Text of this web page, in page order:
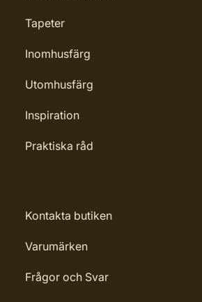
Tapeter
Inomhusfärg
Utomhusfärg
Inspiration
Praktiska råd
Kontakta butiken
Varumärken
Frågor och Svar